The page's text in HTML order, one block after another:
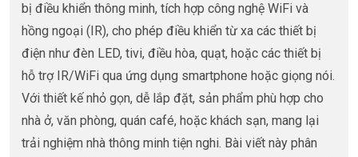
bị điều khiển thông minh, tích hợp công nghệ WiFi và
hồng ngoại (IR), cho phép điều khiển từ xa các thiết bị
điện như đèn LED, tivi, điều hòa, quạt, hoặc các thiết bị
hỗ trợ IR/WiFi qua ứng dụng smartphone hoặc giọng nói.
Với thiết kế nhỏ gọn, dễ lắp đặt, sản phẩm phù hợp cho
nhà ở, văn phòng, quán café, hoặc khách sạn, mang lại
trải nghiệm nhà thông minh tiện nghi. Bài viết này phân